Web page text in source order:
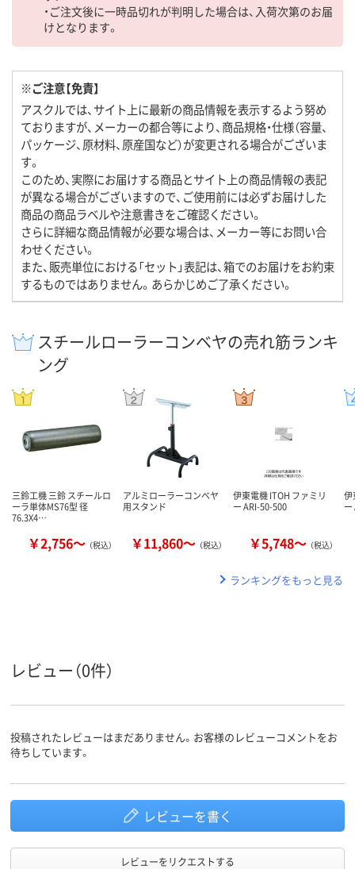
・ご注文後に一時品切れが判明した場合は、入荷次第のお届
けとなります。
※ご注意【免責】
アスクルでは、サイト上に最新の商品情報を表示するよう努め
ておりますが、メーカーの都合等により、商品規格・仕様（容量、
パッケージ、原材料、原産国など）が変更される場合がございま
す。
このため、実際にお届けする商品とサイト上の商品情報の表記
が異なる場合がございますので、ご使用前には必ずお届けした
商品の商品ラベルや注意書きをご確認ください。
さらに詳細な商品情報が必要な場合は、メーカー等にお問い合
わせください。
また、販売単位における「セット」表記は、箱でのお届けをお約束
するものではありません。あらかじめご了承ください。
スチールローラーコンベヤの売れ筋ランキ
ング
三鈴工機 三鈴 スチールロ
ーラ単体MS76型 径
76.3X4…
￥2,756～ （税込）
アルミローラーコンベヤ
用スタンド
￥11,860～ （税込）
伊東電機 ITOH ファミリ
ー ARI-50-500
￥5,748～ （税込）
伊
ー
ランキングをもっと見る
レビュー（0件）
投稿されたレビューはまだありません。お客様のレビューコメントをお
待ちしています。
レビューを書く
レビューをリクエストする